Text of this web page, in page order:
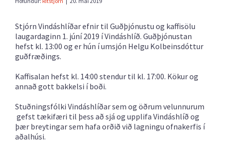
Stjórn Vindáshlíðar efnir til Guðþjónustu og kaffisölu
laugardaginn 1. júní 2019 í Vindáshlíð. Guðþjónustan
hefst kl. 13:00 og er hún í umsjón Helgu Kolbeinsdóttur
guðfræðings.
Kaffisalan hefst kl. 14:00 stendur til kl. 17:00. Kökur og
annað gott bakkelsi í boði.
Stuðningsfólki Vindáshlíðar sem og öðrum velunnurum
gefst tækifæri til þess að sjá og upplifa Vindáshlíð og
þær breytingar sem hafa orðið við lagningu ofnakerfis í
aðalhúsi.